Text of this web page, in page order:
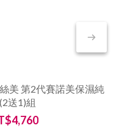
美 第2代賽諾美保濕純
送1)組